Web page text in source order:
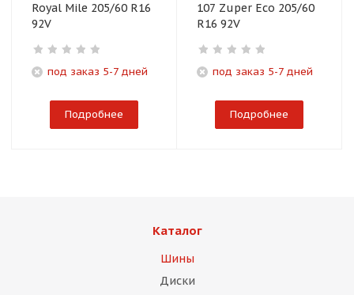
Royal Mile 205/60 R16
92V
под заказ 5-7 дней
Подробнее
107 Zuper Eco 205/60
R16 92V
под заказ 5-7 дней
Подробнее
Каталог
Шины
Диски